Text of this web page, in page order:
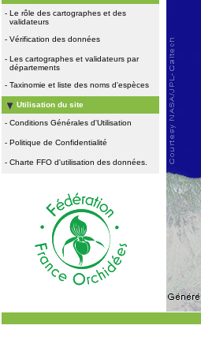
- Le rôle des cartographes et des
validateurs
- Vérification des données
- Les cartographes et validateurs par
départements
- Taxinomie et liste des noms d'espèces
Utilisation du site
- Conditions Générales d'Utilisation
- Politique de Confidentialité
- Charte FFO d'utilisation des données.